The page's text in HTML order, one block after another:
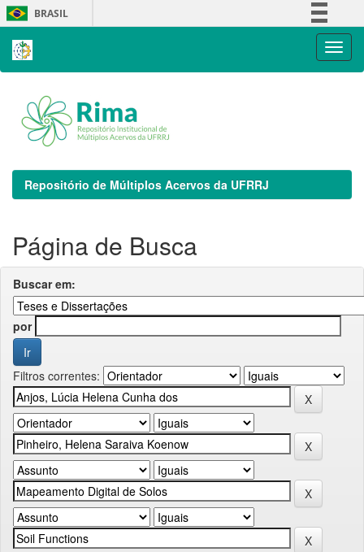
Skip
navigation
BRASIL
Repositório de Múltiplos Acervos da UFRRJ
Página de Busca
Buscar em:
por
Filtros correntes: